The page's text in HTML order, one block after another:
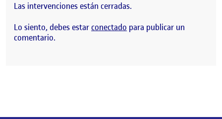
Las intervenciones están cerradas.
Lo siento, debes estarconectado para publicar un
comentario.